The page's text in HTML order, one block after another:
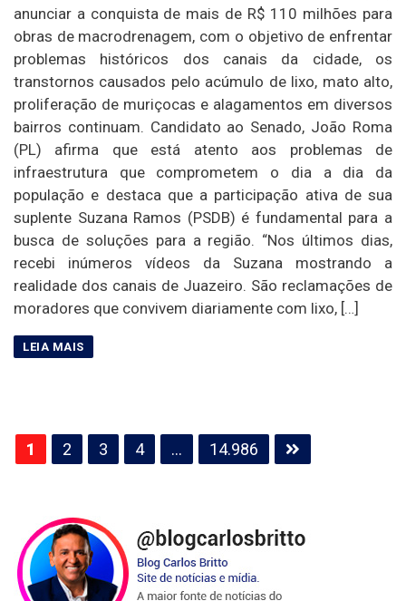
anunciar a conquista de mais de R$ 110 milhões para
obras de macrodrenagem, com o objetivo de enfrentar
problemas históricos dos canais da cidade, os
transtornos causados pelo acúmulo de lixo, mato alto,
proliferação de muriçocas e alagamentos em diversos
bairros continuam. Candidato ao Senado, João Roma
(PL) afirma que está atento aos problemas de
infraestrutura que comprometem o dia a dia da
população e destaca que a participação ativa de sua
suplente Suzana Ramos (PSDB) é fundamental para a
busca de soluções para a região. “Nos últimos dias,
recebi inúmeros vídeos da Suzana mostrando a
realidade dos canais de Juazeiro. São reclamações de
moradores que convivem diariamente com lixo, […]
Paginação
de
1 2 3 4 … 14.986